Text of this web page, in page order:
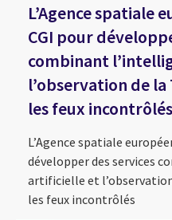
L’Agence spatiale
CGI pour
combinant
l’observation de
les feux incontrôlés
L’Agence spatiale
développer des services
artificielle et
les feux incontrôlés